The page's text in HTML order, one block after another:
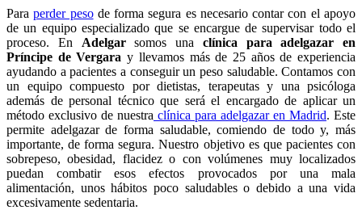
Paraperder pesode forma segura es necesario contar con el apoyo
de un equipo especializado que se encargue de supervisar todo el
proceso. En Adelgarsomos una clínica para adelgazar en
Príncipe de Vergara y llevamos más de 25 años de experiencia
ayudando a pacientes a conseguir un peso saludable. Contamos con
un equipo compuesto por dietistas, terapeutas y una psicóloga
además de personal técnico que será el encargado de aplicar un
método exclusivo de nuestra clínica para adelgazar en Madrid. Este
permite adelgazar de forma saludable, comiendo de todo y, más
importante, de forma segura. Nuestro objetivo es que pacientes con
sobrepeso, obesidad, flacidez o con volúmenes muy localizados
puedan combatir esos efectos provocados por una mala
alimentación, unos hábitos poco saludables o debido a una vida
excesivamente sedentaria.